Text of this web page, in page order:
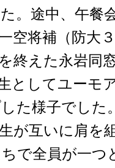
。途中、午餐
空将補（防大
終えた永岩同
としてユーモ
た様子でした
が互いに肩を
で全員が一つ